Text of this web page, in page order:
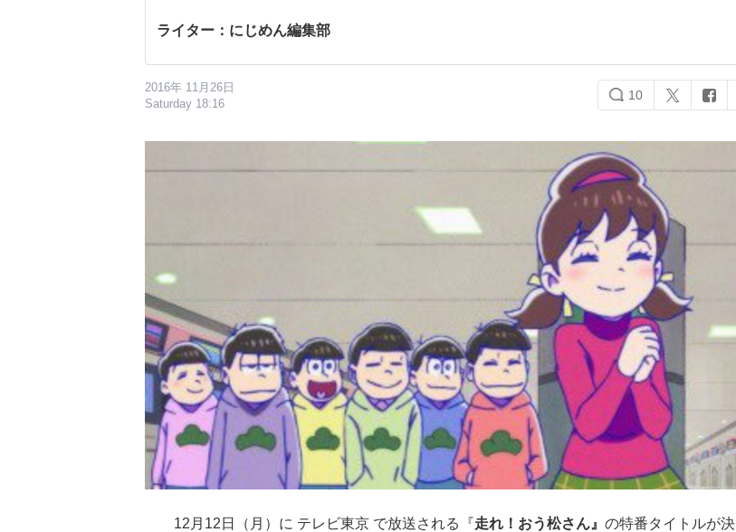
ライター：にじめん編集部
2016年 11月26日
Saturday 18:16
10
12月12日（月）に テレビ東京 で放送される『走れ！おう松さん』 の特番タイトルが決